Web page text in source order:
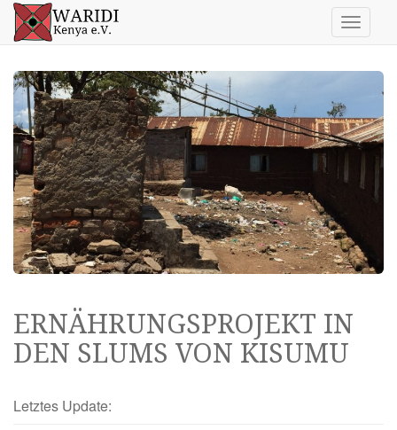
Toggle
ERNÄHRUNGSPROJEKT IN
DEN SLUMS VON KISUMU
Letztes Update: